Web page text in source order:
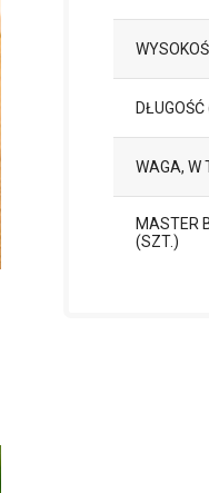
WAGA, W
MASTER
(SZT.)